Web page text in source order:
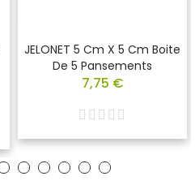
JELONET 5 Cm X 5 Cm Boite
De 5 Pansements
7,75 €